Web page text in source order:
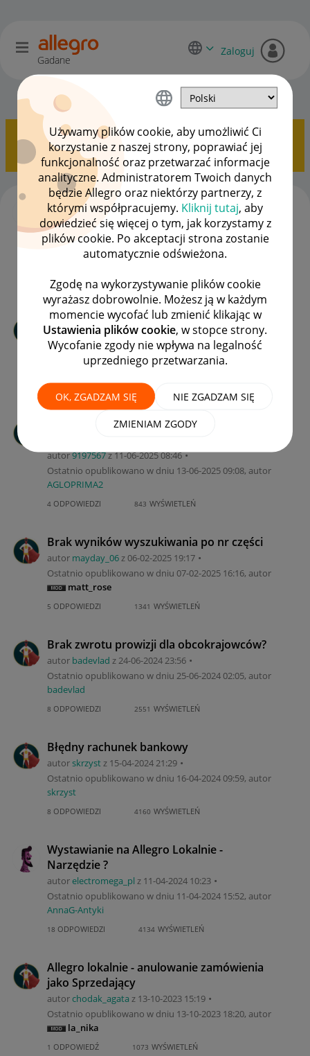
Używamy plików cookie, aby umożliwić Ci
korzystanie z naszej strony, poprawiać jej
funkcjonalność oraz przetwarzać informacje
analityczne. Administratorem Twoich danych
będzie Allegro oraz niektórzy partnerzy, z
którymi współpracujemy. Kliknij tutaj, aby
dowiedzieć się więcej o tym, jak korzystamy z
plików cookie. Po akceptacji strona zostanie
automatycznie odświeżona.
Zgodę na wykorzystywanie plików cookie
wyrażasz dobrowolnie. Możesz ją w każdym
momencie wycofać lub zmienić klikając w
Ustawienia plików cookie, w stopce strony.
Wycofanie zgody nie wpływa na legalność
uprzedniego przetwarzania.
OK, ZGADZAM SIĘ NIE ZGADZAM SIĘ
ZMIENIAM ZGODY
Gadane
Zaloguj
Sprzedający o Allegro Lokalnie OPCJE
Pokazywanie tematów z etykietąAllegro Lokalnie
Pokaż wszystkie tematy
Jak usunąć zakończoną ofertę na Allegro
Lokalnie?
autormatikloz ‎07-10-202511:18
Ostatnio opublikowano w dniu‎04-08-202619:30
4 906ODPOWIEDZI 724693 WYŚWIETLEŃ
Allegro Lokalnie - Sortowanie Ofert
autorkurn12 z‎15-06-2025 12:17
Ostatnio opublikowano w dniu‎02-01-202612:19, autor
nat_not
2ODPOWIEDZI 529 WYŚWIETLEŃ
Jakie podatki trzeba zapłacić po sprzedaży
autor9197567z‎11-06-202508:46
Ostatnio opublikowano w dniu ‎13-06-202509:08, autor
AGLOPRIMA2
4 ODPOWIEDZI 843 WYŚWIETLEŃ
Brak wyników wyszukiwania po nr części
autor mayday_06z‎06-02-2025 19:17
Ostatnio opublikowano w dniu ‎07-02-2025 16:16, autor
matt_rose
5 ODPOWIEDZI 1341 WYŚWIETLEŃ
Brak zwrotu prowizji dla obcokrajowców?
autor badevlad z‎24-06-202423:56
Ostatnio opublikowano w dniu ‎25-06-202402:05, autor
badevlad
8 ODPOWIEDZI 2551 WYŚWIETLEŃ
Błędny rachunek bankowy
autorskrzystz ‎15-04-202421:29
Ostatnio opublikowano w dniu ‎16-04-202409:59, autor
skrzyst
8 ODPOWIEDZI 4160 WYŚWIETLEŃ
Wystawianie na Allegro Lokalnie -
Narzędzie ?
autorelectromega_pl z ‎11-04-2024 10:23
Ostatnio opublikowano w dniu ‎11-04-2024 15:52, autor
AnnaG-Antyki
18 ODPOWIEDZI 4134 WYŚWIETLEŃ
Allegro lokalnie - anulowanie zamówienia
jako Sprzedający
autorchodak_agata z ‎13-10-2023 15:19
Ostatnio opublikowano w dniu ‎13-10-2023 18:20, autor
la_nika
1 ODPOWIEDŹ 1073 WYŚWIETLEŃ